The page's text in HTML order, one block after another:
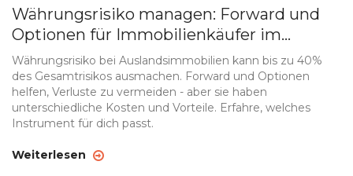
Währungsrisiko managen: Forward und
Optionen für Immobilienkäufer im
Ausland
Währungsrisiko bei Auslandsimmobilien kann bis zu 40%
des Gesamtrisikos ausmachen. Forward und Optionen
helfen, Verluste zu vermeiden - aber sie haben
unterschiedliche Kosten und Vorteile. Erfahre, welches
Instrument für dich passt.
Weiterlesen